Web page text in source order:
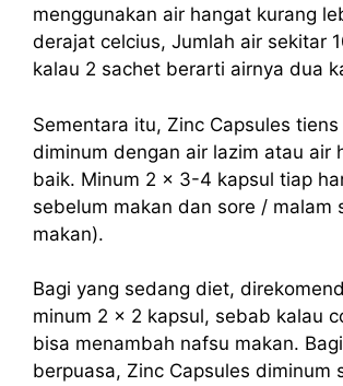
menggunakan air hangat kurang
derajat celcius, Jumlah air sekitar
kalau 2 sachet berarti airnya dua
Sementara itu, Zinc Capsules tiens
diminum dengan air lazim atau air
baik. Minum 2 x 3-4 kapsul tiap
sebelum makan dan sore / malam
makan).
Bagi yang sedang diet,
minum 2 x 2 kapsul, sebab kalau
bisa menambah nafsu makan.
berpuasa, Zinc Capsules diminum